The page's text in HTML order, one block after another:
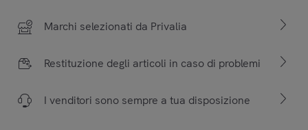
Marchi selezionati da Privalia
Restituzione degli articoli in caso di problemi
I venditori sono sempre a tua disposizione